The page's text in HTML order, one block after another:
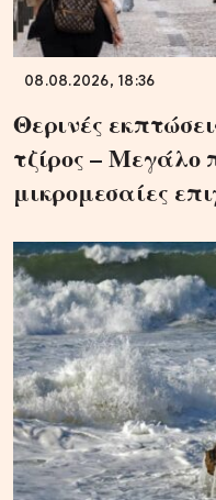
08.08.2026, 18:36
Θερινές
τζίρος – Μεγάλο
μικρομεσαίες